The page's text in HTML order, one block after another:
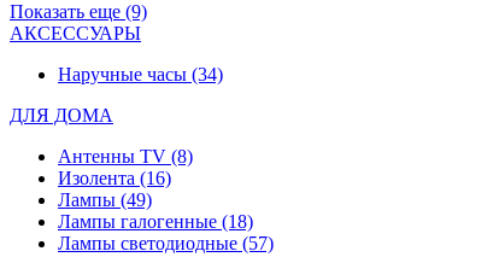
Показать еще (9)
АКСЕССУАРЫ
Наручные часы (34)
ДЛЯ ДОМА
Антенны TV (8)
Изолента (16)
Лампы (49)
Лампы галогенные (18)
Лампы светодиодные (57)